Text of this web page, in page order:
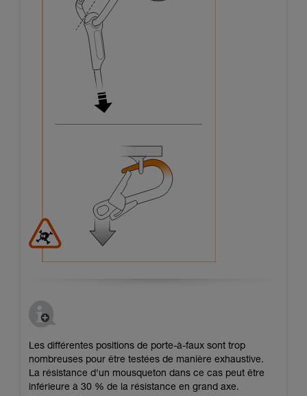
Les différentes positions de porte-à-faux sont trop
nombreuses pour être testées de manière exhaustive.
La résistance d'un mousqueton dans ce cas peut être
inférieure à 30 % de la résistance en grand axe.